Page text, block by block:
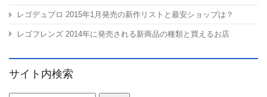
レゴデュプロ 2015年1月発売の新作リストと最安ショップは？
レゴフレンズ 2014年に発売される新商品の種類と買えるお店
サイト内検索